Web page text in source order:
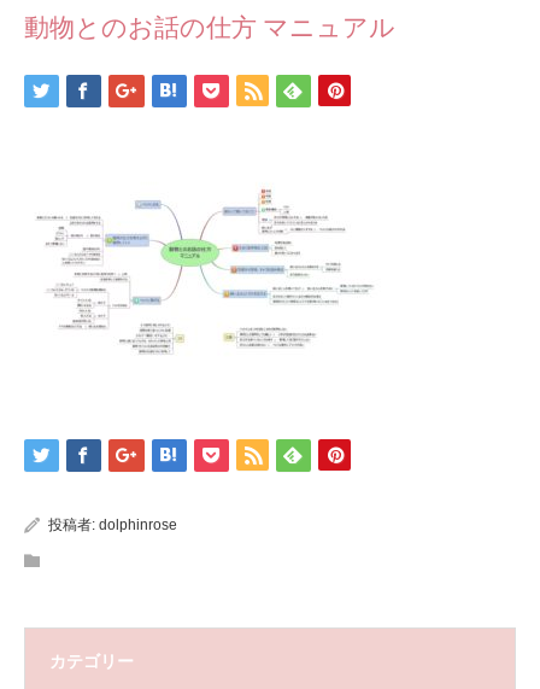
動物とのお話の仕方 マニュアル
投稿者: dolphinrose
カテゴリー